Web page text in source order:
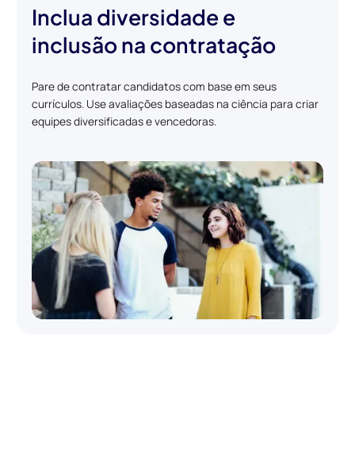
Inclua diversidade e
inclusão na contratação
Pare de contratar candidatos com base em seus
currículos. Use avaliações baseadas na ciência para criar
equipes diversificadas e vencedoras.